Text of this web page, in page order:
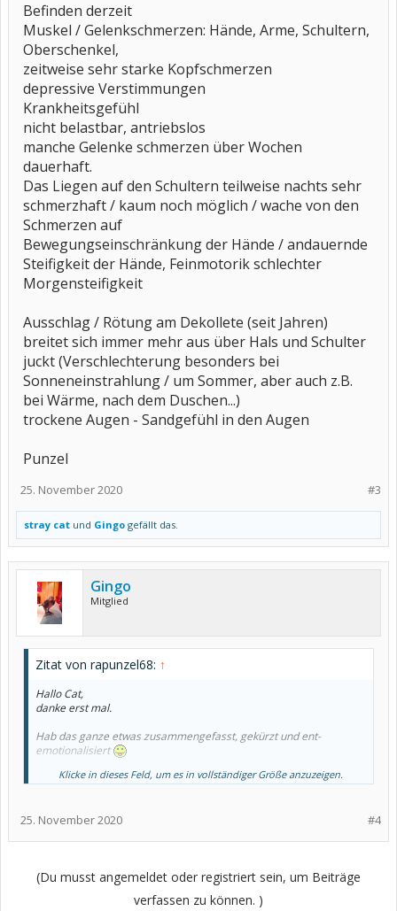
Befinden derzeit
Muskel / Gelenkschmerzen: Hände, Arme, Schultern,
Oberschenkel,
zeitweise sehr starke Kopfschmerzen
depressive Verstimmungen
Krankheitsgefühl
nicht belastbar, antriebslos
manche Gelenke schmerzen über Wochen
dauerhaft.
Das Liegen auf den Schultern teilweise nachts sehr
schmerzhaft / kaum noch möglich / wache von den
Schmerzen auf
Bewegungseinschränkung der Hände / andauernde
Steifigkeit der Hände, Feinmotorik schlechter
Morgensteifigkeit
Ausschlag / Rötung am Dekollete (seit Jahren)
breitet sich immer mehr aus über Hals und Schulter
juckt (Verschlechterung besonders bei
Sonneneinstrahlung / um Sommer, aber auch z.B.
bei Wärme, nach dem Duschen...)
trockene Augen - Sandgefühl in den Augen
Punzel
#3
25. November 2020
stray cat und Gingo gefällt das.
Gingo
Mitglied
Zitat von rapunzel68: ↑
Hallo Cat,
danke erst mal.
Hab das ganze etwas zusammengefasst, gekürzt und ent-
emotionalisiert
2011 Diagnose Hashimoto
2014 Muskelschmerzen, zunächst hauptsächlich in Beinen und
Klicke in dieses Feld, um es in vollständiger Größe anzuzeigen.
#4
25. November 2020
(Du musst angemeldet oder registriert sein, um Beiträge
verfassen zu können. )